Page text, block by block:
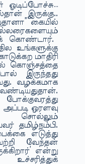
ஓடிப்போச்சு…
இருக்கு..
கையில்
கொண்டார்.
உங்களுக்கு
மாதிரி
கொஞ்சத்தை
இருந்தது
வழக்கமாக
ஒரளவு
சொல்லும்
தமிழ்நம்பி.
எடுத்து
வேந்தன்
என்று